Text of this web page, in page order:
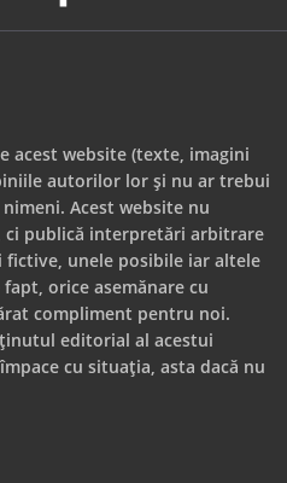
acest website (texte, imagini
autorilor lor și nu ar trebui
Acest website nu
publică interpretări arbitrare
unele posibile iar altele
orice asemănare cu
compliment pentru noi.
editorial al acestui
cu situația, asta dacă nu